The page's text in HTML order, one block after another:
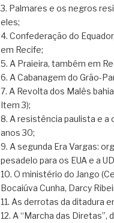
3. Palmares e os negros
eles;
4. Confederação do
em Recife;
5. A Praieira, também em
6. A Cabanagem do Grão-
7. A Revolta dos Malês
Item 3);
8. A resistência paulista e a
anos 30;
9. A segunda Era Vargas:
pesadelo para os EUA e a
10. O ministério do Jango
Bocaiúva Cunha, Darcy
11. As derrotas da ditadura
12. A “Marcha das Diretas”,